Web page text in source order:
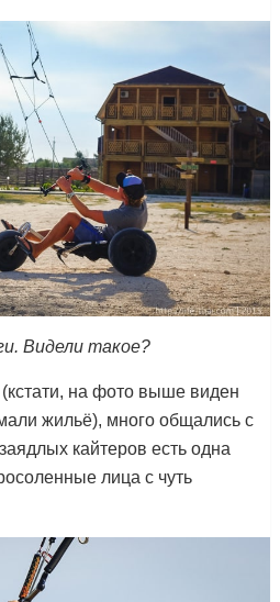
Видели такое?
на фото выше виден
жильё), много общались с
кайтеров есть одна
лица с чуть